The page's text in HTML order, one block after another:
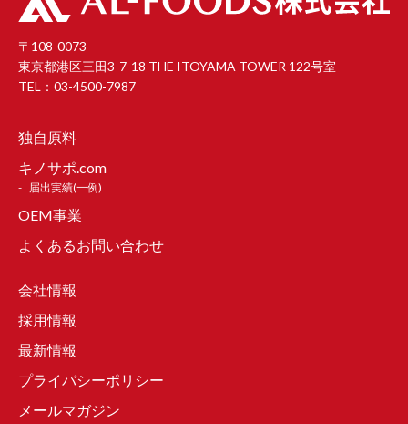
〒108-0073
東京都港区三田3-7-18 THE ITOYAMA TOWER 122号室
TEL：03-4500-7987
独自原料
キノサポ.com
届出実績(一例)
OEM事業
よくあるお問い合わせ
会社情報
採用情報
最新情報
プライバシーポリシー
メールマガジン